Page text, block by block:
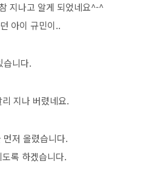
지나고 알게 되었네요^-^
아이 규민이..
습니다.
지나 버렸네요.
저 올렸습니다.
록 하겠습니다.